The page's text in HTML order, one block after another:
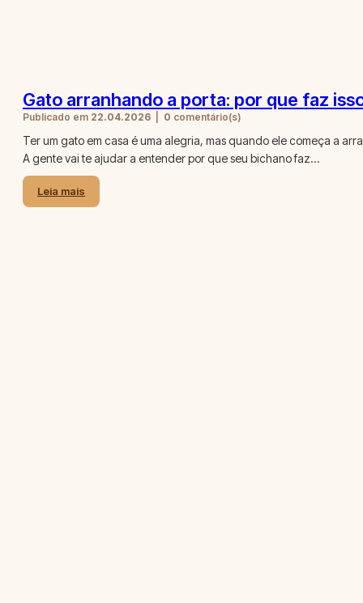
Gato arranhando a porta: por que faz
Publicado em 22.04.2026 0 comentário(s)
Ter um gato em casa é uma alegria, mas quando ele começa a
A gente vai te ajudar a entender por que seu bichano faz…
Leia mais